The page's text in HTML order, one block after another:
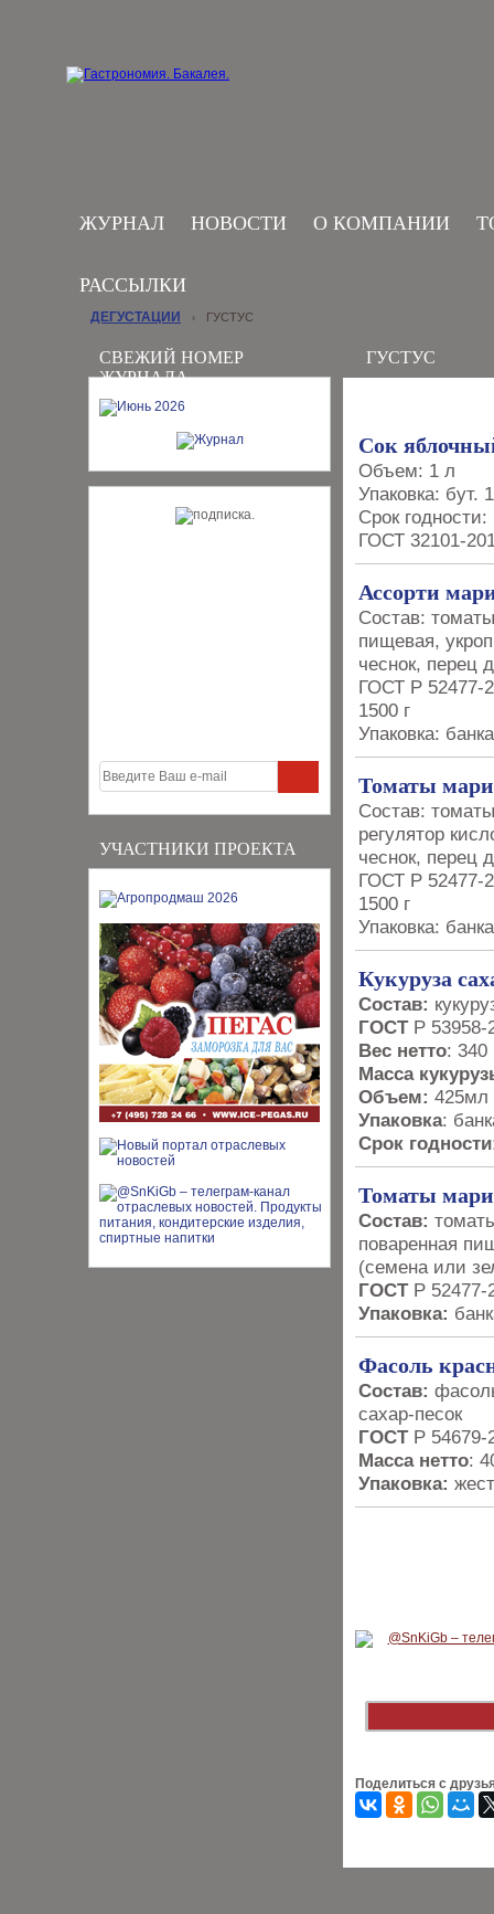
ЖУРНАЛ НОВОСТИ О КОМПАНИИ
РАССЫЛКИ
СВЕЖИЙ НОМЕР
ЖУРНАЛА
УЧАСТНИКИ ПРОЕКТА
ДЕГУСТАЦИИ › ГУСТУС
ГУСТУС
Сок
Объем: 1 л
Упаковка: бут.
Срок
ГОСТ 32101-
Ассорти
Состав:
пищевая,
чеснок, перец
ГОСТ Р 52477-
1500 г
Упаковка:
Томаты
Состав:
регулятор
чеснок, перец
ГОСТ Р 52477-
1500 г
Упаковка:
Кукуруза
Состав:
ГОСТР 53958-
Вес нетто: 340
Масса
Объем: 425мл
Упаковка:
Срок
Томаты
Состав:
поваренная
(семена или
ГОСТР 52477-
Упаковка:
Фасоль
Состав:
сахар-песок
ГОСТ Р 54679-
Масса нетто:
Упаковка:
Поделиться с